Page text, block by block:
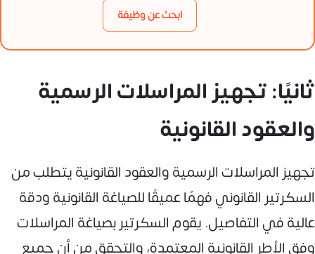
ابحث عن وظيفة
ثانيًا: تجهيز المراسلات الرسمية
والعقود القانونية
تجهيز المراسلات الرسمية والعقود القانونية يتطلب من
السكرتير القانوني فهمًا عميقًا للصياغة القانونية ودقة
عالية في التفاصيل. يقوم السكرتير بصياغة المراسلات
وفق الأطر القانونية المعتمدة، والتحقق من أن جميع